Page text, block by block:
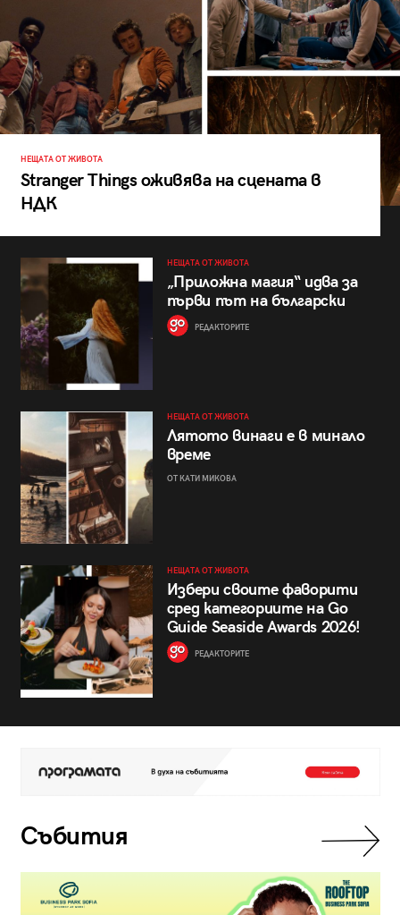
НЕЩАТА ОТ ЖИВОТА
Stranger Things оживява на сцената в
НДК
НЕЩАТА ОТ ЖИВОТА
„Приложна магия“ идва за
първи път на български
РЕДАКТОРИТЕ
НЕЩАТА ОТ ЖИВОТА
Лятото винаги е в минало
време
ОТ КАТИ МИКОВА
НЕЩАТА ОТ ЖИВОТА
Избери своите фаворити
сред категориите на Go
Guide Seaside Awards 2026!
РЕДАКТОРИТЕ
Събития